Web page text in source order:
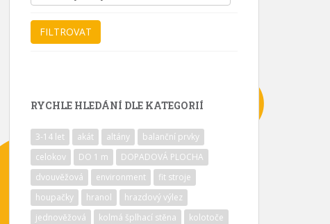
RYCHLE HLEDÁNÍ DLE KATEGORIÍ
3-14 let akát altány
balanční prvky
celokov
DO 1 m
DOPADOVÁ PLOCHA
dvouvěžová
environment
fit stroje
houpačky
hranol
hrazdový výlez
jednověžová
kolmá šplhací stěna
kolotoče